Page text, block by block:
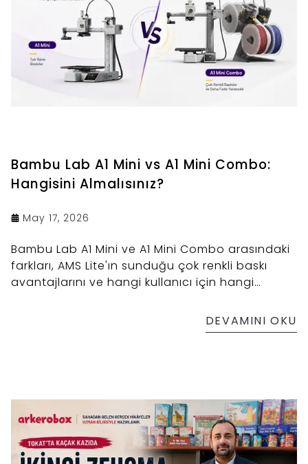
Bambu Lab A1 Mini vs A1 Mini Combo:
Hangisini Almalısınız?
May 17, 2026
Bambu Lab A1 Mini ve A1 Mini Combo arasındaki
farkları, AMS Lite'ın sunduğu çok renkli baskı
avantajlarını ve hangi kullanıcı için hangi
DEVAMINI OKU